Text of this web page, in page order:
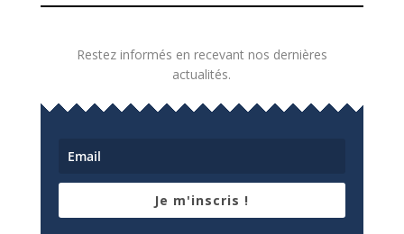
Restez informés en recevant nos dernières
actualités.
Je m'inscris !